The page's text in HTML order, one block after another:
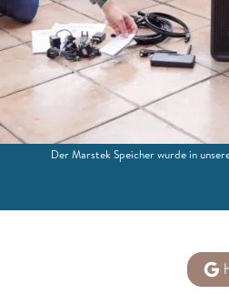
Der Marstek Speicher wurde in